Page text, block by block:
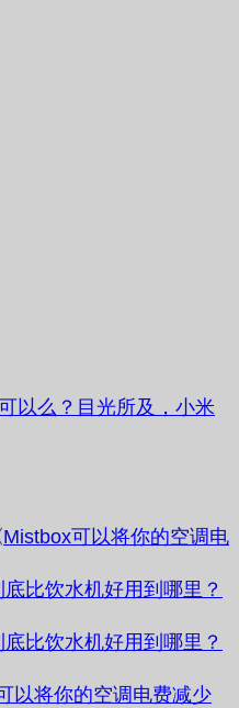
以么？目光所及，小米
Mistbox可以将你的空调电
比饮水机好用到哪里？
比饮水机好用到哪里？
以将你的空调电费减少